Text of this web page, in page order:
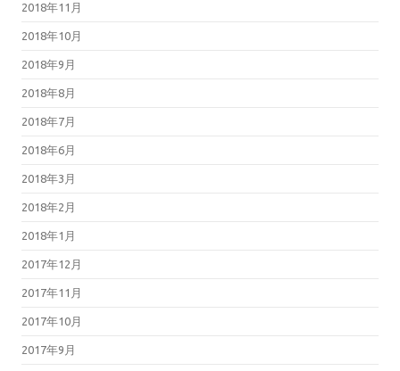
2018年11月
2018年10月
2018年9月
2018年8月
2018年7月
2018年6月
2018年3月
2018年2月
2018年1月
2017年12月
2017年11月
2017年10月
2017年9月